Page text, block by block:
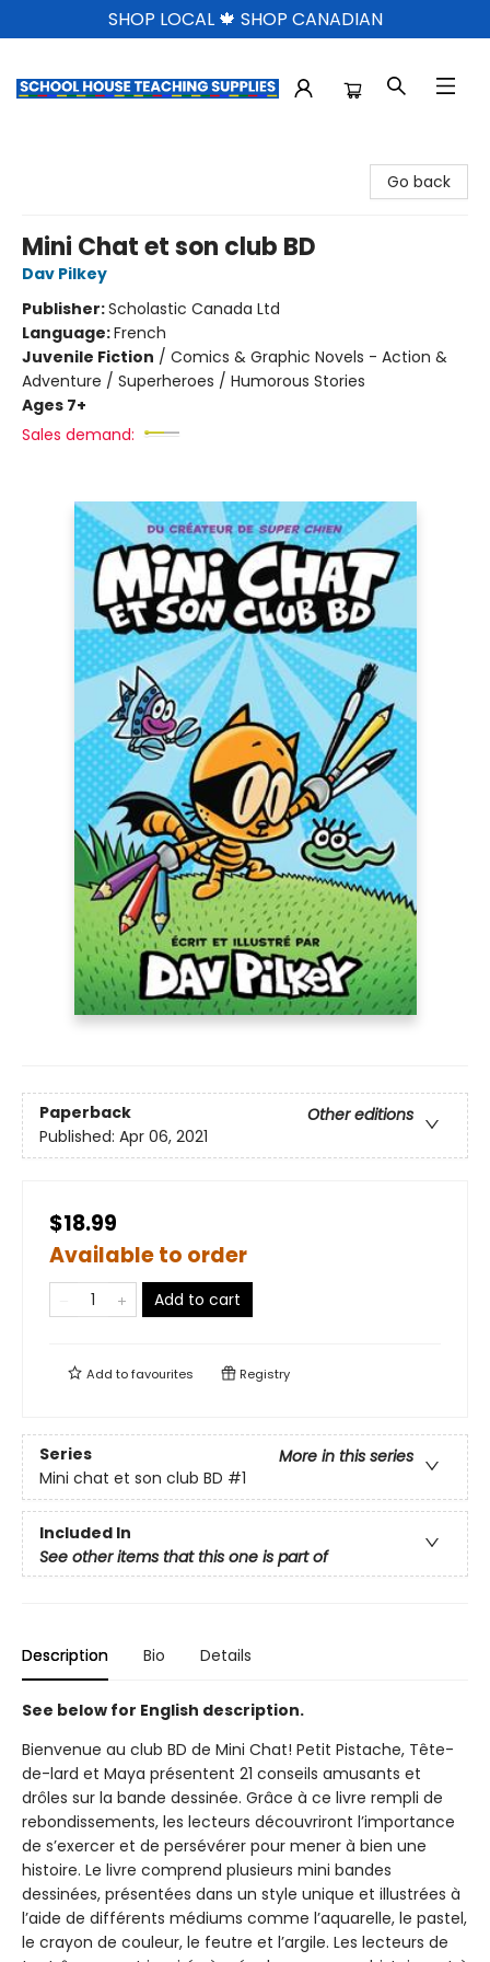
SHOP LOCAL 🍁 SHOP CANADIAN
Go back
Mini Chat et son club BD
Dav Pilkey
Publisher:Scholastic Canada Ltd
Language:French
Juvenile Fiction / Comics & Graphic Novels - Action &
Adventure / Superheroes / Humorous Stories
Ages 7+
Sales demand:
Paperback
Other editions
Published: Apr 06, 2021
$18.99
Available to order
Add to cart
Add tofavourites Registry
Series
More in this series
Mini chat et son club BD #1
Included In
See other items that this one is part of
Description Bio Details
See below for English description.
Bienvenue au club BD de Mini Chat! Petit Pistache, Tête-
de-lard et Maya présentent 21 conseils amusants et
drôles sur la bande dessinée. Grâce à ce livre rempli de
rebondissements, les lecteurs découvriront l’importance
de s’exercer et de persévérer pour mener à bien une
histoire. Le livre comprend plusieurs mini bandes
dessinées, présentées dans un style unique et illustrées à
l’aide de différents médiums comme l’aquarelle, le pastel,
le crayon de couleur, le feutre et l’argile. Les lecteurs de